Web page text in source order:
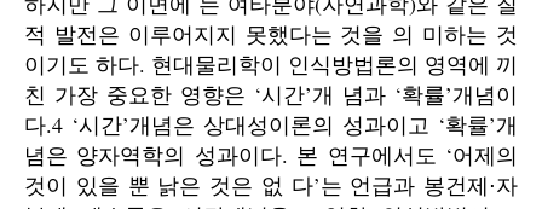
적 발전은 이루어지지 못했다는 것을 의 미하는 것
이기도 하다. 현대물리학이 인식방법론의 영역에 끼
친 가장 중요한 영향은 ‘시간’개 념과 ‘확률’개념이
다.4 ‘시간’개념은 상대성이론의 성과이고 ‘확률’개
념은 양자역학의 성과이다. 본 연구에서도 ‘어제의
것이 있을 뿐 낡은 것은 없 다’는 언급과 봉건제⋅자